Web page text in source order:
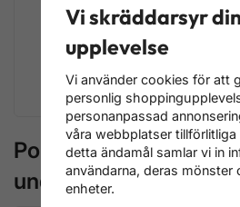
Specialverktyg för
Interiör & Kupé
Populära produkter i
underkategorierna
Vi skräddarsyr
upplevelse
Vi använder cookies för att
personlig
personanpassad
våra webbplatser tillförlitliga
detta ändamål samlar vi in
användarna, deras mönster
enheter.